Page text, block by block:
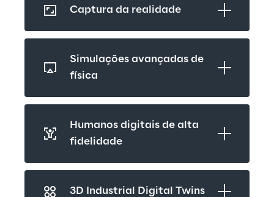
Captura da realidade
Simulações avançadas de
física
Humanos digitais de alta
fidelidade
3D Industrial Digital Twins